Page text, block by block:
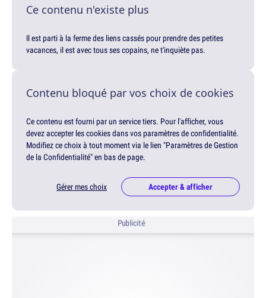
Ce contenu n'existe plus
Il est parti à la ferme des liens cassés pour prendre des petites
vacances, il est avec tous ses copains, ne t'inquiète pas.
Contenu bloqué par vos choix de cookies
Ce contenu est fourni par un service tiers. Pour l'afficher, vous
devez accepter les cookies dans vos paramètres de confidentialité.
Modifiez ce choix à tout moment via le lien "Paramètres de Gestion
de la Confidentialité" en bas de page.
Gérer mes choix Accepter & afficher
Publicité